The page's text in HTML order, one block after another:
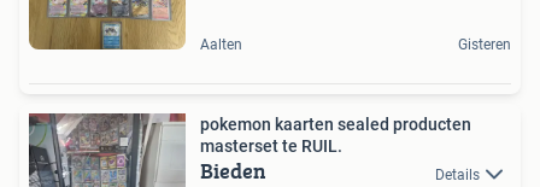
Aalten Gisteren
pokemon kaarten sealed producten
masterset te RUIL.
Bieden Details